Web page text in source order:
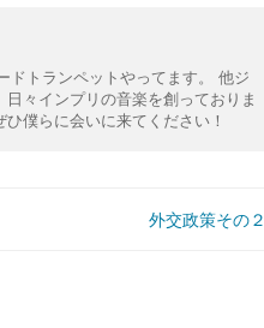
ドトランペットやってます。 他ジ
々インプリの音楽を創っておりま
僕らに会いに来てください！
外交政策その２